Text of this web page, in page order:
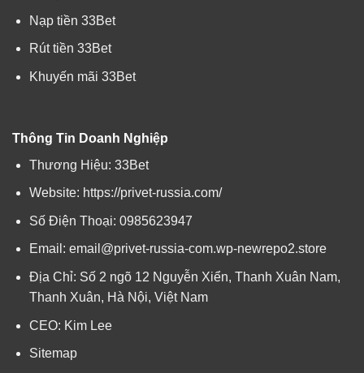
Nạp tiền 33Bet
Rút tiền 33Bet
Khuyến mãi 33Bet
Thông Tin Doanh Nghiệp
Thương Hiệu: 33Bet
Website: https://privet-russia.com/
Số Điện Thoại: 0985623947
Email: email@privet-russia-com.wp-newrepo2.store
Địa Chỉ: Số 2 ngõ 12 Nguyễn Xiển, Thanh Xuân Nam,
Thanh Xuân, Hà Nội, Việt Nam
CEO: Kim Lee
Sitemap